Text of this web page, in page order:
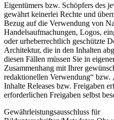
Eigentümers bzw. Schöpfers des
gewährt keinerlei Rechte und
Bezug auf die Verwendung von
Handelsaufmachungen, Logos,
oder urheberrechtlich geschützte
Architektur, die in den Inhalten
diesen Fällen müssen Sie in
Zusammenhang mit Ihrer
redaktionellen Verwendung“ bzw.
Inhalte Releases bzw. Freigaben
erforderlichen Freigaben selbst
Gewährleistungsausschluss für